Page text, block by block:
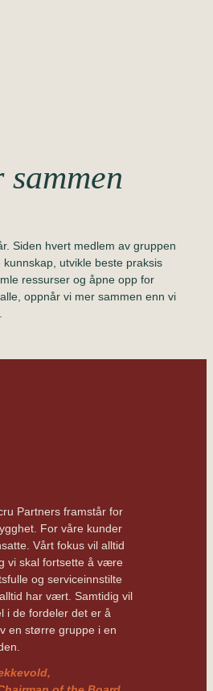
Siden hvert medlem av gruppen
utvikle beste praksis
ressurser og åpne opp for
oppnår vi mer sammen enn vi
Partners framstår for
For våre kunder
Vårt fokus vil alltid
vi skal fortsette å være
og serviceinnstilte
har vært. Samtidig vil
i de fordeler det er å
en større gruppe i en
,